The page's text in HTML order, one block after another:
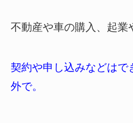
不動産や車の購入、起業
契約や申し込みなどはで
外で。